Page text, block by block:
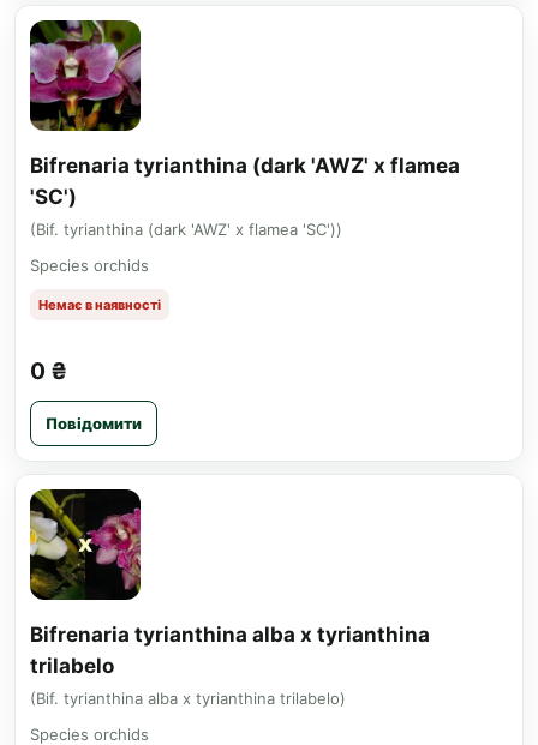
Bifrenaria tyrianthina (dark 'AWZ' x flamea
'SC')
(Bif. tyrianthina (dark 'AWZ' x flamea 'SC'))
Species orchids
Немає в наявності
0 ₴
Повідомити
Bifrenaria tyrianthina alba x tyrianthina
trilabelo
(Bif. tyrianthina alba x tyrianthina trilabelo)
Species orchids